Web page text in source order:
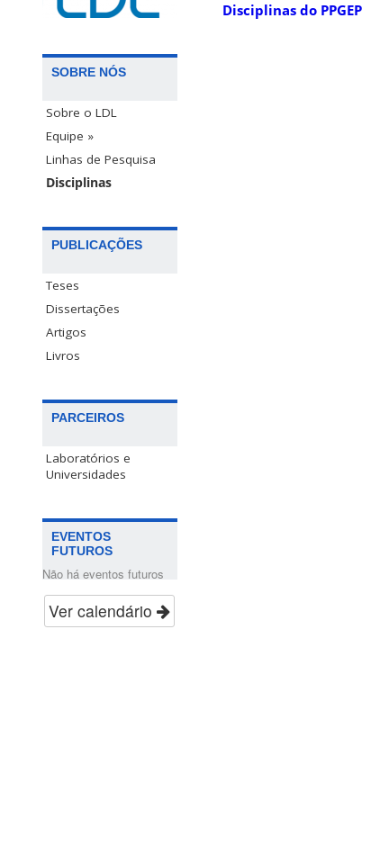
SOBRE NÓS
Sobre o LDL
Equipe »
Linhas de Pesquisa
Disciplinas
PUBLICAÇÕES
Teses
Dissertações
Artigos
Livros
PARCEIROS
Laboratórios e
Universidades
EVENTOS
FUTUROS
Não há eventos futuros
Ver calendário
Disciplinas do PPGEP